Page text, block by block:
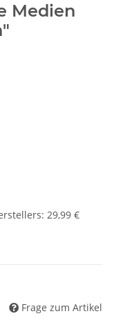
Medien
: 29,99 €
Frage zum Artikel